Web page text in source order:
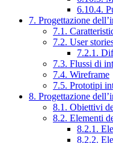
6.10.4.
7. Progettazione
7.1.
7.2. User
7.2.1.
7.3. Flussi di
7.4. Wireframe
7.5. Prototipi
8. Progettazione
8.1. Obiettivi
8.2. Elementi
8.2.1.
8.2.2.